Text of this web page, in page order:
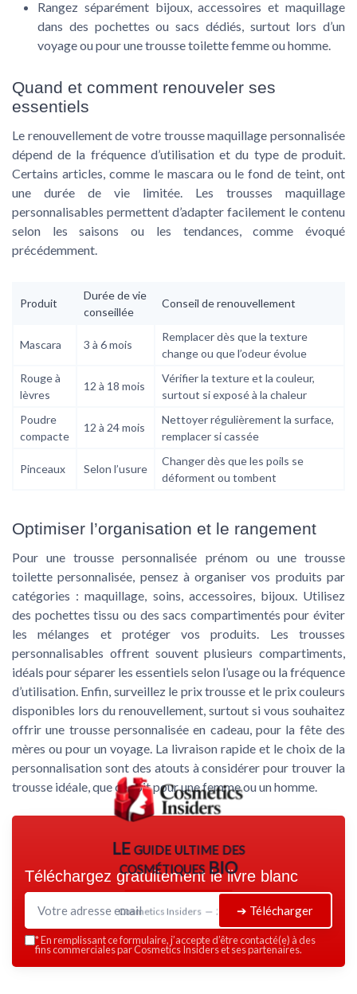
Rangez séparément bijoux, accessoires et maquillage
dans des pochettes ou sacs dédiés, surtout lors d’un
voyage ou pour une trousse toilette femme ou homme.
Quand et comment renouveler ses
essentiels
Le renouvellement de votre trousse maquillage personnalisée
dépend de la fréquence d’utilisation et du type de produit.
Certains articles, comme le mascara ou le fond de teint, ont
une durée de vie limitée. Les trousses maquillage
personnalisables permettent d’adapter facilement le contenu
selon les saisons ou les tendances, comme évoqué
précédemment.
Produit
Durée de vie
conseillée
Conseil de renouvellement
Mascara 3 à 6 mois
Remplacer dès que la texture
change ou que l’odeur évolue
Rouge à
lèvres
12 à 18 mois
Vérifier la texture et la couleur,
surtout si exposé à la chaleur
Poudre
compacte
12 à 24 mois
Nettoyer régulièrement la surface,
remplacer si cassée
Pinceaux Selon l’usure
Changer dès que les poils se
déforment ou tombent
Optimiser l’organisation et le rangement
Pour une trousse personnalisée prénom ou une trousse
toilette personnalisée, pensez à organiser vos produits par
catégories : maquillage, soins, accessoires, bijoux. Utilisez
des pochettes tissu ou des sacs compartimentés pour éviter
les mélanges et protéger vos produits. Les trousses
personnalisables offrent souvent plusieurs compartiments,
idéals pour séparer les essentiels selon l’usage ou la fréquence
d’utilisation. Enfin, surveillez le prix trousse et le prix couleurs
disponibles lors du renouvellement, surtout si vous souhaitez
offrir une trousse personnalisée en cadeau, pour la fête des
mères ou pour un voyage. La livraison rapide et le choix de la
personnalisation sont des atouts à considérer pour trouver la
trousse idéale, que ce soit pour une femme ou un homme.
LE guide ultime des
cosmétiques BIO
Cosmetics Insiders — 2026
Téléchargez gratuitement le livre blanc
➔ Télécharger
*En remplissant ce formulaire, j’accepte d’être contacté(e) à des
fins commerciales par Cosmetics Insiders et ses partenaires.